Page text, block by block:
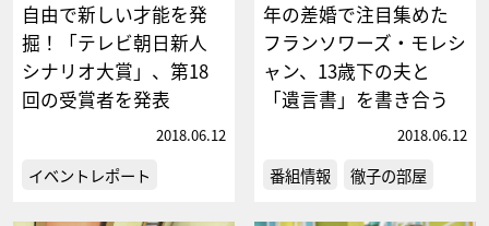
自由で新しい才能を発
掘！「テレビ朝日新人
シナリオ大賞」、第18
回の受賞者を発表
2018.06.12
イベントレポート
年の差婚で注目集めた
フランソワーズ・モレシ
ャン、13歳下の夫と
「遺言書」を書き合う
2018.06.12
番組情報 徹子の部屋